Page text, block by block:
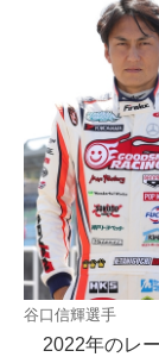
谷口信輝選手
2022年のレ